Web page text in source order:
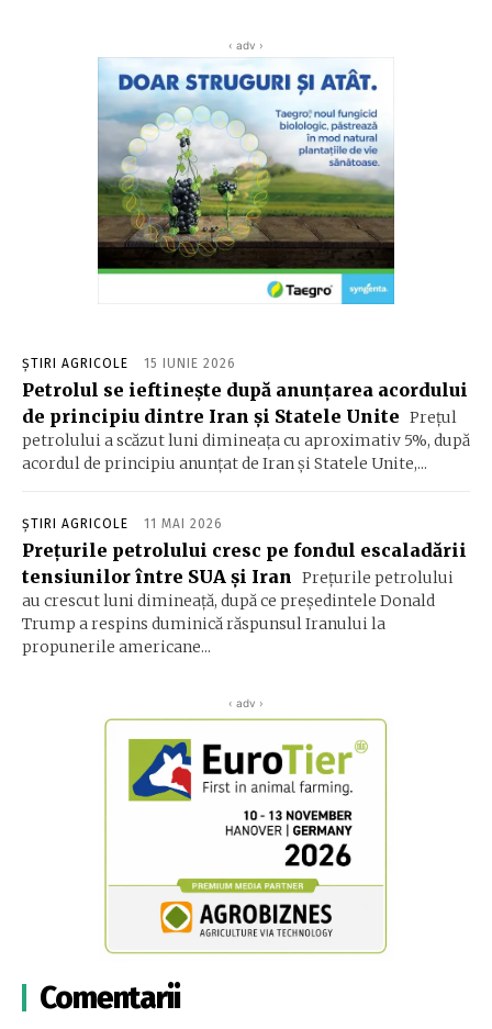
‹ adv ›
ȘTIRI AGRICOLE 15 IUNIE 2026
Petrolul se ieftinește după anunțarea acordului
de principiu dintre Iran și Statele Unite Preţul
petrolului a scăzut luni dimineaţa cu aproximativ 5%, după
acordul de principiu anunţat de Iran şi Statele Unite,...
ȘTIRI AGRICOLE 11 MAI 2026
Preţurile petrolului cresc pe fondul escaladării
tensiunilor între SUA şi Iran
Preţurile petrolului
au crescut luni dimineaţă, după ce preşedintele Donald
Trump a respins duminică răspunsul Iranului la
propunerile americane...
‹ adv ›
Comentarii